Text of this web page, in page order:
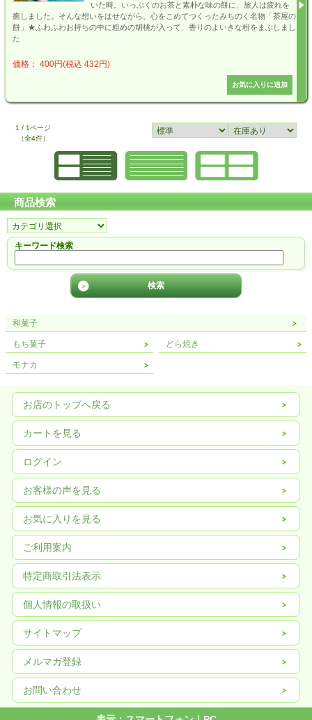
いた時。いっぷくのお茶と素朴な味の餅に、旅人は疲れを
癒しました。そんな想いをはせながら、心をこめてつくったみちのく名物「茶屋の
餅」★ふわふわお持ちの中に粗めの胡桃が入って、香りのよいきな粉をまぶしまし
た
価格： 400円(税込 432円)
1 / 1ページ
（全4件）
商品検索
キーワード検索
和菓子
もち菓子
モナカ
どら焼き
お店のトップへ戻る
カートを見る
ログイン
お客様の声を見る
お気に入りを見る
ご利用案内
特定商取引法表示
個人情報の取扱い
サイトマップ
メルマガ登録
お問い合わせ